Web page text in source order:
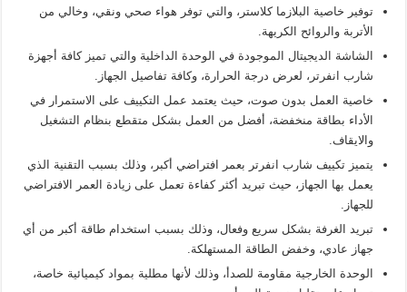
توفير خاصية البلازما كلاستر، والتي توفر هواء صحي ونقي، وخالي من
الأتربة والروائح الكريهة.
الشاشة الديجيتال الموجودة في الوحدة الداخلية والتي تميز كافة أجهزة
شارب انفرتر، لعرض درجة الحرارة، وكافة تفاصيل الجهاز.
خاصية العمل بدون صوت، حيث يعتمد عمل التكييف على الاستمرار في
الأداء بطاقة منخفضة، أفضل من العمل بشكل متقطع بنظام التشغيل
والايقاف.
يتميز تكييف شارب انفرتر بعمر افتراضي أكبر، وذلك بسبب التقنية الذي
يعمل بها الجهاز، حيث تبريد أكثر كفاءة تعمل على زيادة العمر الافتراضي
للجهاز.
تبريد الغرفة بشكل سريع وفعال، وذلك بسبب استخدام طاقة أكبر من أي
جهاز عادي، وخفض الطاقة المستهلكة.
الوحدة الخارجية مقاومة للصدأ، وذلك لأنها مطلية بمواد كيميائية خاصة،